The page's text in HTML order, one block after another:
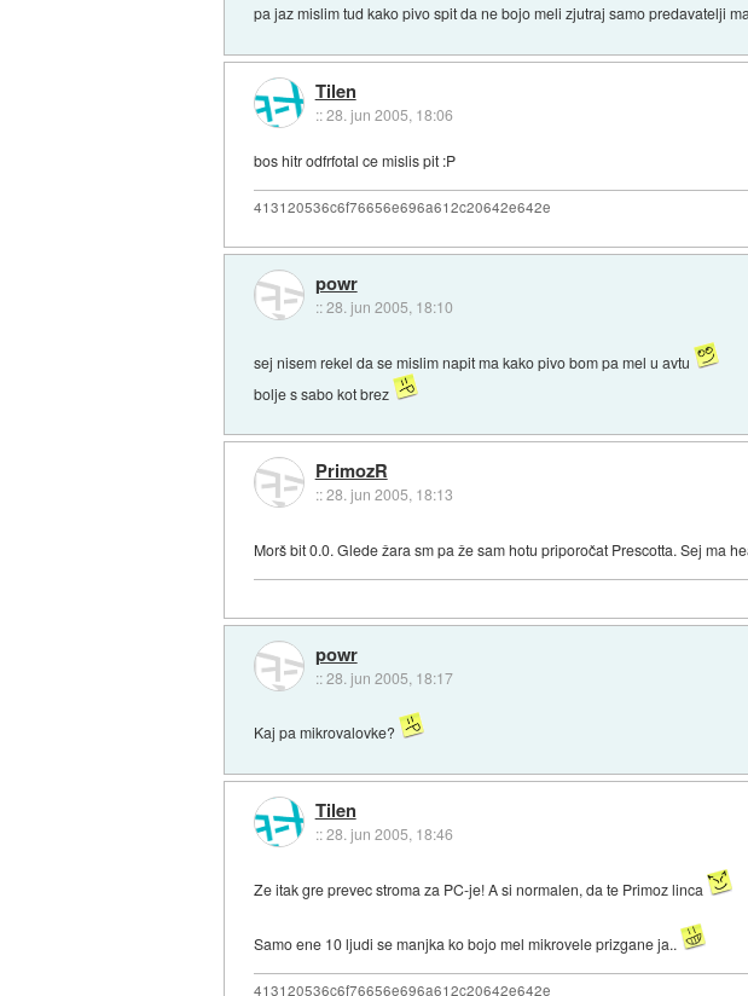
pa jaz mislim tud kako pivo spit da ne bojo meli zjutraj samo predavatelji
Tilen
::28. jun 2005, 18:06
bos hitr odfrfotal ce mislis pit :P
413120536c6f76656e696a612c20642e642e
powr
::28. jun 2005, 18:10
sej nisem rekel da se mislim napit ma kako pivo bom pa mel u avtu
bolje s sabo kot brez
PrimozR
::28. jun 2005, 18:13
Morš bit 0.0. Glede žara sm pa že sam hotu priporočat Prescotta. Sej ma
powr
::28. jun 2005, 18:17
Kaj pa mikrovalovke?
Tilen
::28. jun 2005, 18:46
Ze itak gre prevec stroma za PC-je! A si normalen, da te Primoz linca
Samo ene 10 ljudi se manjka ko bojo mel mikrovele prizgane ja..
413120536c6f76656e696a612c20642e642e